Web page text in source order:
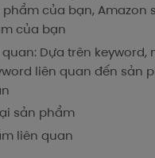
của bạn, Amazon
của bạn
Dựa trên keyword,
liên quan đến sản
sản phẩm
liên quan